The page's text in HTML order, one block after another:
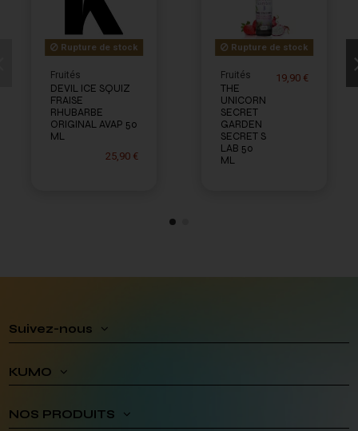
Rupture de stock
Fruités
DEVIL ICE SQUIZ
FRAISE
RHUBARBE
ORIGINAL AVAP 50
ML
25,90 €
Rupture de stock
Fruités
THE
UNICORN
SECRET
GARDEN
SECRET S
LAB 50
ML
19,90 €
Suivez-nous
KUMO
NOS PRODUITS